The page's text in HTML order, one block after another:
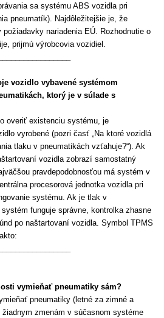
sa systému ABS vozidla pri
pneumatík). Najdôležitejšie je, že
nariadenia EÚ. Rozhodnutie o
prijmú výrobcovia vozidiel.
vozidlo vybavené systémom
ktorý je v súlade s
overiť existenciu systému, je
vyrobené (pozri časť „Na ktoré vozidlá
tlaku v pneumatikách vzťahuje?“). Ak
vozidla zobrazí samostatný
pravdepodobnosťou má systém v
procesorová jednotka vozidla pri
systému. Ak je tlak v
funguje správne, kontrolka zhasne
po naštartovaní vozidla. Symbol TPMS
vymieňať pneumatiky sám?
pneumatiky (letné za zimné a
žiadnym zmenám v súčasnom systéme